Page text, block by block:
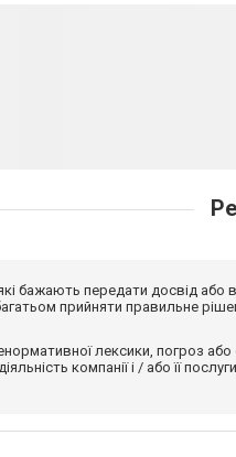
бажають передати досвід
прийняти правильне
лексики, погроз
компанії і / або її